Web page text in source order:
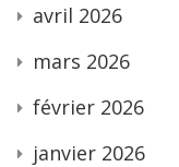
avril 2026
mars 2026
février 2026
janvier 2026